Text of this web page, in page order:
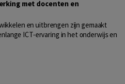
met docenten en
en uitbrengen zijn gemaakt
ICT-ervaring in het onderwijs en